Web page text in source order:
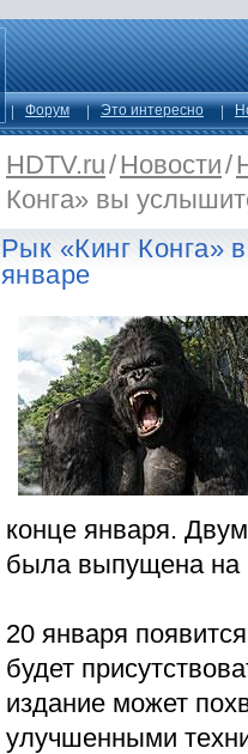
Форум Это интересно
HDTV.ru/Новости/
Конга» вы
Рык «Кинг Конга»
январе
конце января.
была выпущена на
20 января
будет
издание может
улучшенными